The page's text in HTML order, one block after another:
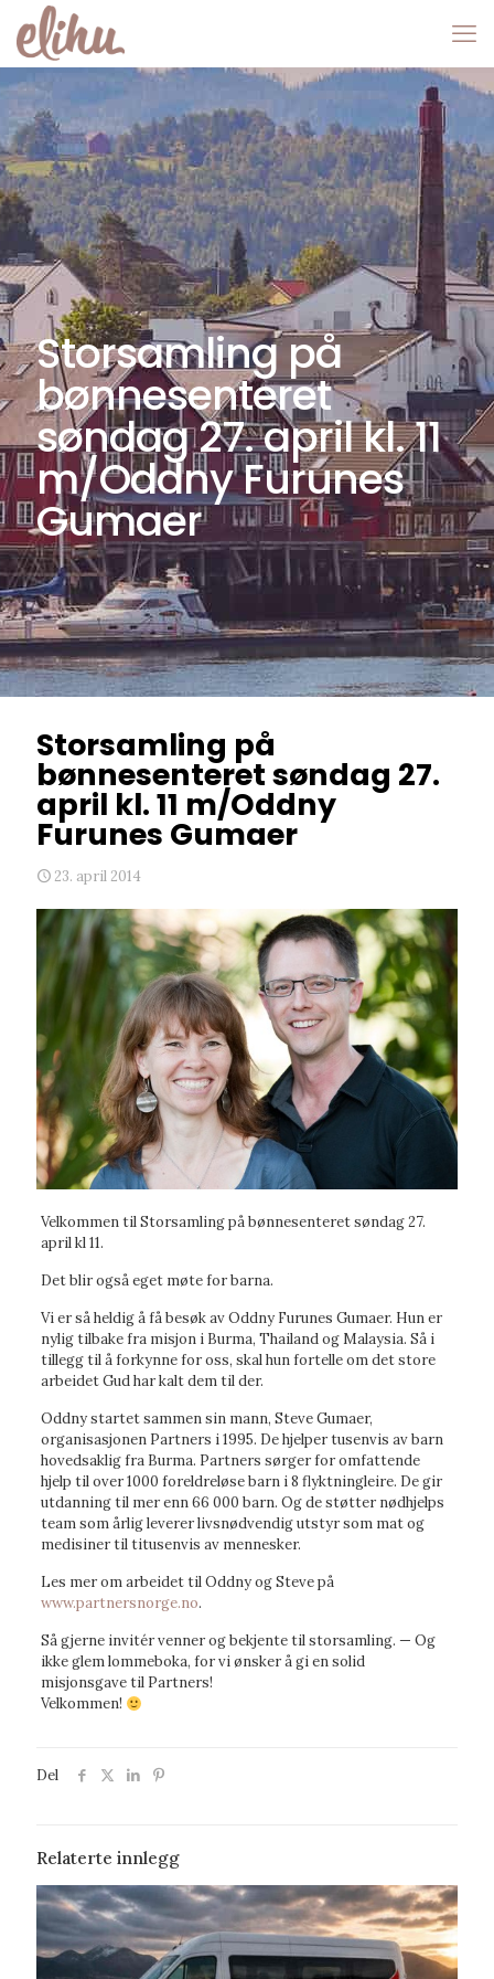
Storsamling på
bønnesenteret
søndag 27. april kl. 11
m/Oddny Furunes
Gumaer
Storsamling på
bønnesenteret søndag 27.
april kl. 11 m/Oddny
Furunes Gumaer
23. april 2014
Velkommen til Storsamling på bønnesenteret søndag 27.
april kl 11.
Det blir også eget møte for barna.
Vi er så heldig å få besøk av Oddny Furunes Gumaer. Hun er
nylig tilbake fra misjon i Burma, Thailand og Malaysia. Så i
tillegg til å forkynne for oss, skal hun fortelle om det store
arbeidet Gud har kalt dem til der.
Oddny startet sammen sin mann, Steve Gumaer,
organisasjonen Partners i 1995. De hjelper tusenvis av barn
hovedsaklig fra Burma. Partners sørger for omfattende
hjelp til over 1000 foreldreløse barn i 8 flyktningleire. De gir
utdanning til mer enn 66 000 barn. Og de støtter nødhjelps
team som årlig leverer livsnødvendig utstyr som mat og
medisiner til titusenvis av mennesker.
Les mer om arbeidet til Oddny og Steve på
www.partnersnorge.no.
Så gjerne invitér venner og bekjente til storsamling. — Og
ikke glem lommeboka, for vi ønsker å gi en solid
misjonsgave til Partners!
Velkommen!
Del
Relaterte innlegg